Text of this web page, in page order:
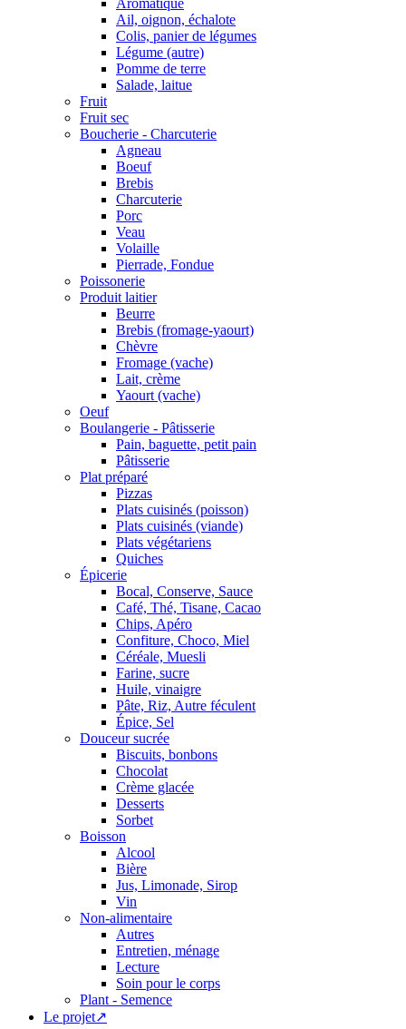
Aromatique
Ail, oignon, échalote
Colis, panier de légumes
Légume (autre)
Pomme de terre
Salade, laitue
Fruit
Fruit sec
Boucherie - Charcuterie
Agneau
Boeuf
Brebis
Charcuterie
Porc
Veau
Volaille
Pierrade, Fondue
Poissonerie
Produit laitier
Beurre
Brebis (fromage-yaourt)
Chèvre
Fromage (vache)
Lait, crème
Yaourt (vache)
Oeuf
Boulangerie - Pâtisserie
Pain, baguette, petit pain
Pâtisserie
Plat préparé
Pizzas
Plats cuisinés (poisson)
Plats cuisinés (viande)
Plats végétariens
Quiches
Épicerie
Bocal, Conserve, Sauce
Café, Thé, Tisane, Cacao
Chips, Apéro
Confiture, Choco, Miel
Céréale, Muesli
Farine, sucre
Huile, vinaigre
Pâte, Riz, Autre féculent
Épice, Sel
Douceur sucrée
Biscuits, bonbons
Chocolat
Crème glacée
Desserts
Sorbet
Boisson
Alcool
Bière
Jus, Limonade, Sirop
Vin
Non-alimentaire
Autres
Entretien, ménage
Lecture
Soin pour le corps
Plant - Semence
Le projet↗